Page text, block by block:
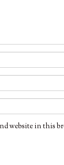
website in this